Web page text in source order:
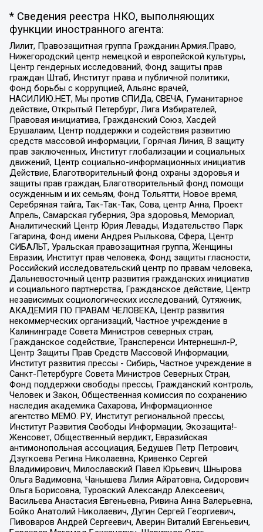
* Сведения реестра НКО, выполняющих
функции иностранного агента:
Лилит, Правозащитная группа Гражданин.Армия.Право,
Нижегородский центр немецкой и европейской культуры,
Центр гендерных исследований, Фонд защиты прав
граждан Штаб, Институт права и публичной политики,
Фонд борьбы с коррупцией, Альянс врачей,
НАСИЛИЮ.НЕТ, Мы против СПИДа, СВЕЧА, Гуманитарное
действие, Открытый Петербург, Лига Избирателей,
Правовая инициатива, Гражданский Союз, Хасдей
Ерушалаим, Центр поддержки и содействия развитию
средств массовой информации, Горячая Линия, В защиту
прав заключенных, Институт глобализации и социальных
движений, Центр социально-информационных инициатив
Действие, Благотворительный фонд охраны здоровья и
защиты прав граждан, Благотворительный фонд помощи
осужденным и их семьям, Фонд Тольятти, Новое время,
Серебряная тайга, Так-Так-Так, Сова, центр Анна, Проект
Апрель, Самарская губерния, Эра здоровья, Мемориал,
Аналитический Центр Юрия Левады, Издательство Парк
Гагарина, Фонд имени Андрея Рылькова, Сфера, Центр
СИБАЛЬТ, Уральская правозащитная группа, Женщины
Евразии, Институт прав человека, Фонд защиты гласности,
Российский исследовательский центр по правам человека,
Дальневосточный центр развития гражданских инициатив
и социального партнерства, Гражданское действие, Центр
независимых социологических исследований, Сутяжник,
АКАДЕМИЯ ПО ПРАВАМ ЧЕЛОВЕКА, Центр развития
некоммерческих организаций, Частное учреждение в
Калининграде Совета Министров северных стран,
Гражданское содействие, Трансперенси Интернешнл-Р,
Центр Защиты Прав Средств Массовой Информации,
Институт развития прессы - Сибирь, Частное учреждение в
Санкт-Петербурге Совета Министров Северных Стран,
Фонд поддержки свободы прессы, Гражданский контроль,
Человек и Закон, Общественная комиссия по сохранению
наследия академика Сахарова, Информационное
агентство МЕМО. РУ, Институт региональной прессы,
Институт Развития Свободы Информации, Экозащита!-
Женсовет, Общественный вердикт, Евразийская
антимонопольная ассоциация, Бедушев Петр Петрович,
Дзугкоева Регина Николаевна, Кривенко Сергей
Владимирович, Милославский Павел Юрьевич, Шнырова
Ольга Вадимовна, Чанышева Лилия Айратовна, Сидорович
Ольга Борисовна, Туровский Александр Алексеевич,
Васильева Анастасия Евгеньевна, Ривина Анна Валерьевна,
Бойко Анатолий Николаевич, Дугин Сергей Георгиевич,
Пивоваров Андрей Сергеевич, Аверин Виталий Евгеньевич,